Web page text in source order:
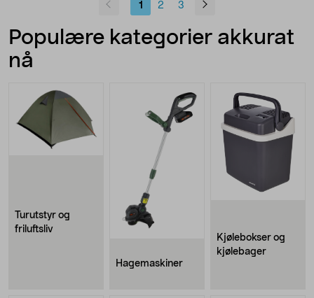
1 2 3
Populære kategorier akkurat
nå
Turutstyr og
friluftsliv
Hagemaskiner
Kjølebokser og
kjølebager